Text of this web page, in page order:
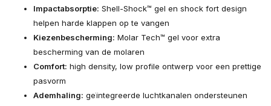
Impactabsorptie: Shell-Shock™ gel en shock fort design
helpen harde klappen op te vangen
Kiezenbescherming: Molar Tech™ gel voor extra
bescherming van de molaren
Comfort: high density, low profile ontwerp voor een prettige
pasvorm
Ademhaling: geïntegreerde luchtkanalen ondersteunen